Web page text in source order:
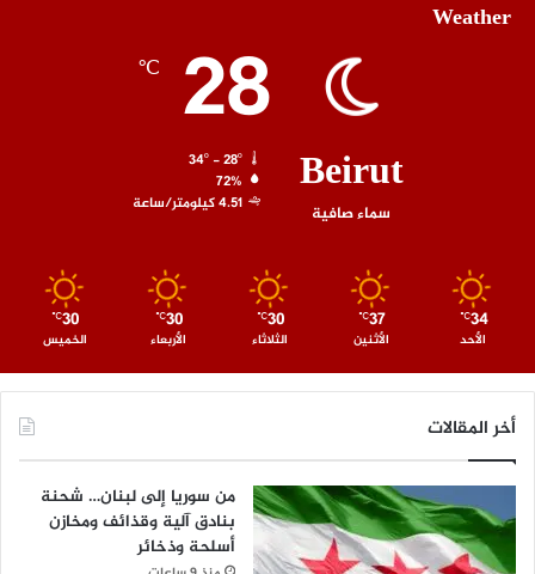
Weather
Beirut
سماء صافية
28
℃
34º - 28º
72%
4.51 كيلومتر/ساعة
34
℃
الأحد
37
℃
الأثنين
30
℃
الثلاثاء
30
℃
الأربعاء
30
℃
الخميس
أخر المقالات
من سوريا إلى لبنان… شحنة
بنادق آلية وقذائف ومخازن
أسلحة وذخائر